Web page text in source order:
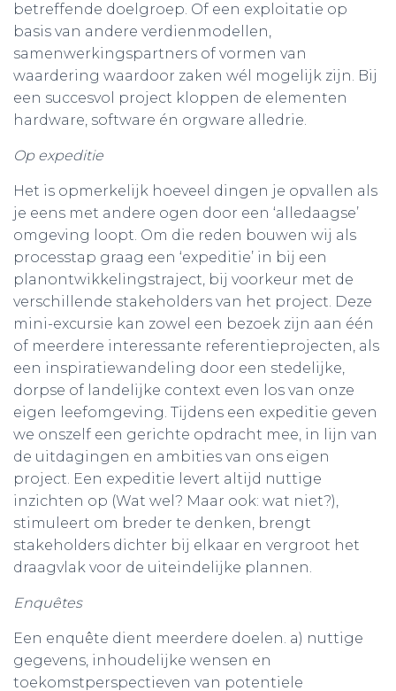
betreffende doelgroep. Of een exploitatie op
basis van andere verdienmodellen,
samenwerkingspartners of vormen van
waardering waardoor zaken wél mogelijk zijn. Bij
een succesvol project kloppen de elementen
hardware, software én orgware alledrie.
Op expeditie
Het is opmerkelijk hoeveel dingen je opvallen als
je eens met andere ogen door een ‘alledaagse’
omgeving loopt. Om die reden bouwen wij als
processtap graag een ‘expeditie’ in bij een
planontwikkelingstraject, bij voorkeur met de
verschillende stakeholders van het project. Deze
mini-excursie kan zowel een bezoek zijn aan één
of meerdere interessante referentieprojecten, als
een inspiratiewandeling door een stedelijke,
dorpse of landelijke context even los van onze
eigen leefomgeving. Tijdens een expeditie geven
we onszelf een gerichte opdracht mee, in lijn van
de uitdagingen en ambities van ons eigen
project. Een expeditie levert altijd nuttige
inzichten op (Wat wel? Maar ook: wat niet?),
stimuleert om breder te denken, brengt
stakeholders dichter bij elkaar en vergroot het
draagvlak voor de uiteindelijke plannen.
Enquêtes
Een enquête dient meerdere doelen. a) nuttige
gegevens, inhoudelijke wensen en
toekomstperspectieven van potentiele